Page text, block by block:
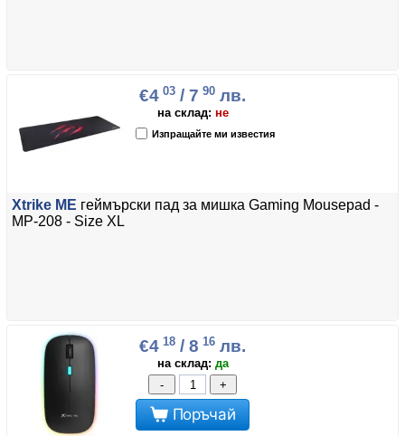
€4 03 / 7 90 лв.
на склад: не
Изпращайте ми известия
Xtrike ME геймърски пад за мишка Gaming Mousepad -
MP-208 - Size XL
€4 18 / 8 16 лв.
на склад: да
-
+
Поръчай